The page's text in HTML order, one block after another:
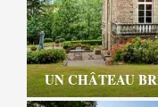
UN CHÂTEAU